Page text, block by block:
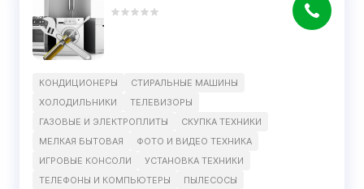
КОНДИЦИОНЕРЫ
СТИРАЛЬНЫЕ МАШИНЫ
ХОЛОДИЛЬНИКИ
ТЕЛЕВИЗОРЫ
ГАЗОВЫЕ И ЭЛЕКТРОПЛИТЫ
СКУПКА ТЕХНИКИ
МЕЛКАЯ БЫТОВАЯ
ФОТО И ВИДЕО ТЕХНИКА
ИГРОВЫЕ КОНСОЛИ
УСТАНОВКА ТЕХНИКИ
ТЕЛЕФОНЫ И КОМПЬЮТЕРЫ
ПЫЛЕСОСЫ